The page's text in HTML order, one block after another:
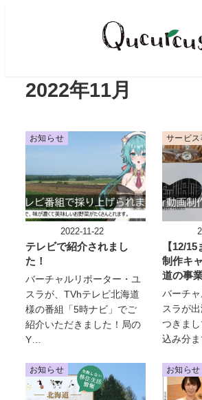
2022年11月
お知らせ
テレビで紹介されまし
た！
バーチャルリポーター・ユ
スラが、TVhテレビ北海道
様の番組「5時ナビ」でご
紹介いただきました！局の
Y…
投稿日
2022-11-22
サービ
【12/
制作キ
道の事
バーチ
スラが
つきま
込み分
お知らせ お知らせ